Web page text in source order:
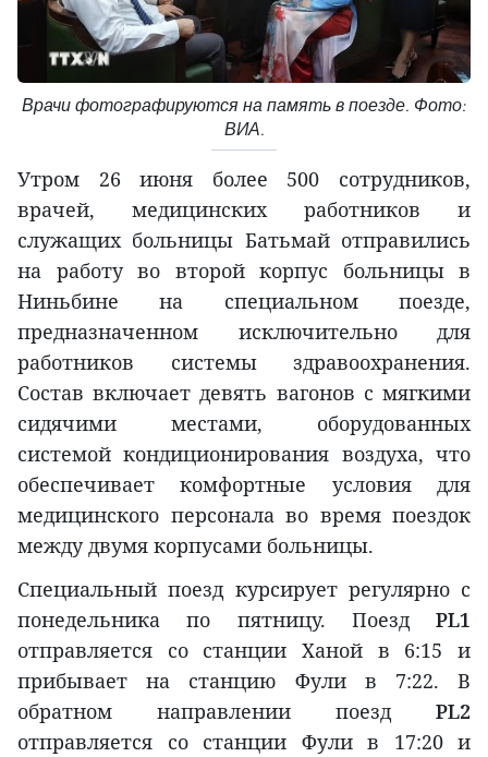
Врачи фотографируются на память в поезде. Фото:
ВИА.
Утром 26 июня более 500 сотрудников,
врачей, медицинских работников и
служащих больницы Батьмай отправились
на работу во второй корпус больницы в
Ниньбине на специальном поезде,
предназначенном исключительно для
работников системы здравоохранения.
Состав включает девять вагонов с мягкими
сидячими местами, оборудованных
системой кондиционирования воздуха, что
обеспечивает комфортные условия для
медицинского персонала во время поездок
между двумя корпусами больницы.
Специальный поезд курсирует регулярно с
понедельника по пятницу. Поезд PL1
отправляется со станции Ханой в 6:15 и
прибывает на станцию Фули в 7:22. В
обратном направлении поезд PL2
отправляется со станции Фули в 17:20 и